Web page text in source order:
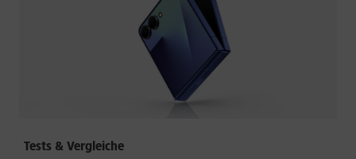
Tests & Vergleiche